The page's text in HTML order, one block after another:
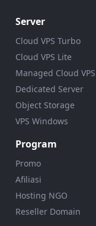
Server
Cloud VPS Turbo
Cloud VPS Lite
Managed Cloud VPS
Dedicated Server
Object Storage
VPS Windows
Program
Promo
Afiliasi
Hosting NGO
Reseller Domain